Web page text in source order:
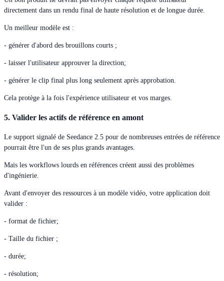
directement dans un rendu final de haute résolution et de longue durée.
Un meilleur modèle est :
- générer d'abord des brouillons courts ;
- laisser l'utilisateur approuver la direction;
- générer le clip final plus long seulement après approbation.
Cela protège à la fois l'expérience utilisateur et vos marges.
5. Valider les actifs de référence en amont
Le support signalé de Seedance 2.5 pour de nombreuses entrées de référence
pourrait être l'un de ses plus grands avantages.
Mais les workflows lourds en références créent aussi des problèmes
d'ingénierie.
Avant d'envoyer des ressources à un modèle vidéo, votre application doit
valider :
- format de fichier;
- Taille du fichier ;
- durée;
- résolution;